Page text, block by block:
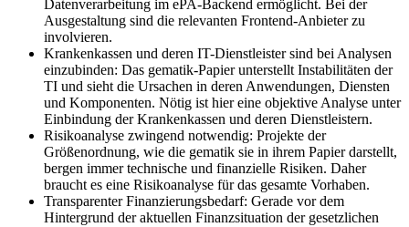
Datenverarbeitung im ePA-Backend ermöglicht. Bei der
Ausgestaltung sind die relevanten Frontend-Anbieter zu
involvieren.
Krankenkassen und deren IT-Dienstleister sind bei Analysen
einzubinden: Das gematik-Papier unterstellt Instabilitäten der
TI und sieht die Ursachen in deren Anwendungen, Diensten
und Komponenten. Nötig ist hier eine objektive Analyse unter
Einbindung der Krankenkassen und deren Dienstleistern.
Risikoanalyse zwingend notwendig: Projekte der
Größenordnung, wie die gematik sie in ihrem Papier darstellt,
bergen immer technische und finanzielle Risiken. Daher
braucht es eine Risikoanalyse für das gesamte Vorhaben.
Transparenter Finanzierungsbedarf: Gerade vor dem
Hintergrund der aktuellen Finanzsituation der gesetzlichen